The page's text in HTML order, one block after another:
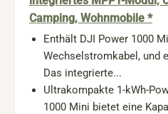
Camping, Wohnmobile *
Enthält DJI Power 1000
Wechselstromkabel, und
Das integrierte...
Ultrakompakte 1-kWh-
1000 Mini bietet eine